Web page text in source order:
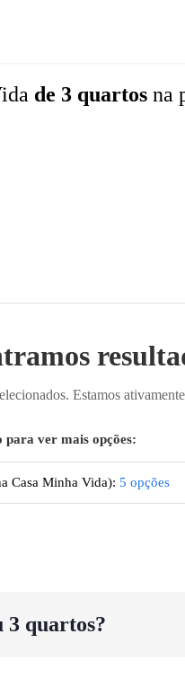
de 3 quartos na
Estamos
ver mais opções:
Casa Minha Vida): 5 opções
3 quartos?